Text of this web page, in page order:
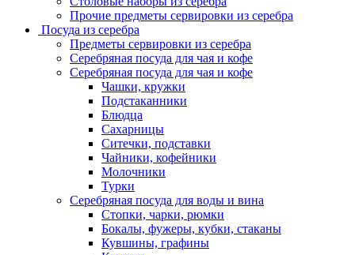
Прочие предметы сервировки из серебра
Посуда из серебра
Предметы сервировки из серебра
Серебряная посуда для чая и кофе
Серебряная посуда для чая и кофе
Чашки, кружки
Подстаканники
Блюдца
Сахарницы
Ситечки, подставки
Чайники, кофейники
Молочники
Турки
Серебряная посуда для воды и вина
Стопки, чарки, рюмки
Бокалы, фужеры, кубки, стаканы
Кувшины, графины